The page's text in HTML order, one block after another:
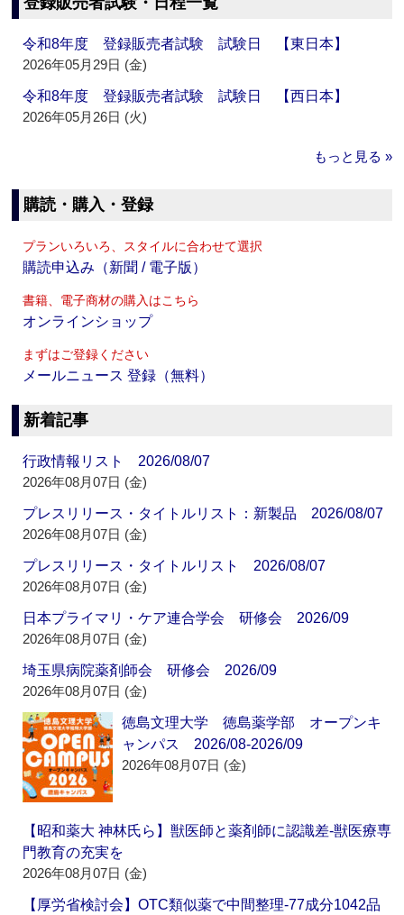
令和8年度 登録販売者試験 試験日 【東日本】
2026年05月29日 (金)
令和8年度 登録販売者試験 試験日 【西日本】
2026年05月26日 (火)
もっと見る »
購読・購入・登録
プランいろいろ、スタイルに合わせて選択
購読申込み（新聞 / 電子版）
書籍、電子商材の購入はこちら
オンラインショップ
まずはご登録ください
メールニュース 登録（無料）
新着記事
行政情報リスト 2026/08/07
2026年08月07日 (金)
プレスリリース・タイトルリスト：新製品 2026/08/07
2026年08月07日 (金)
プレスリリース・タイトルリスト 2026/08/07
2026年08月07日 (金)
日本プライマリ・ケア連合学会 研修会 2026/09
2026年08月07日 (金)
埼玉県病院薬剤師会 研修会 2026/09
2026年08月07日 (金)
徳島文理大学 徳島薬学部 オープンキ
ャンパス 2026/08-2026/09
2026年08月07日 (金)
【昭和薬大 神林氏ら】獣医師と薬剤師に認識差‐獣医療専
門教育の充実を
2026年08月07日 (金)
【厚労省検討会】OTC類似薬で中間整理‐77成分1042品